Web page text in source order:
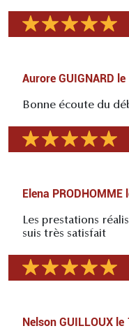
Aurore GUIGNARD le
Bonne écoute du
Elena PRODHOMME
Les prestations
suis très satisfait
Nelson GUILLOUX le